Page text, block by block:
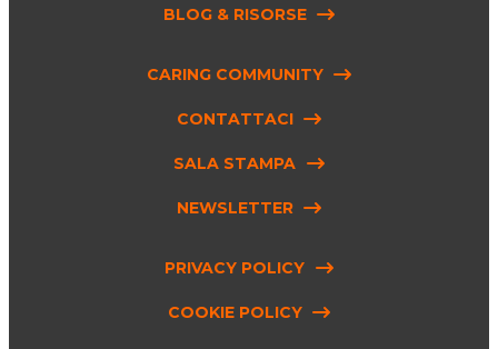
BLOG & RISORSE
CARING COMMUNITY
CONTATTACI
SALA STAMPA
NEWSLETTER
PRIVACY POLICY
COOKIE POLICY